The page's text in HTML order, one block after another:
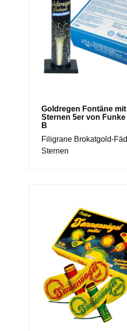
Goldregen Fontäne
Sternen 5er von Funke
B
Filigrane Brokatgold-
Sternen